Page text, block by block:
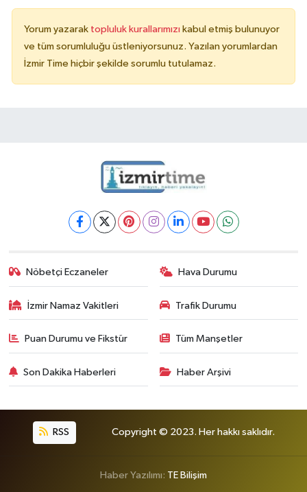
Yorum yazarak topluluk kurallarımızı kabul etmiş bulunuyor
ve tüm sorumluluğu üstleniyorsunuz. Yazılan yorumlardan
İzmir Time hiçbir şekilde sorumlu tutulamaz.
Nöbetçi Eczaneler Hava Durumu
İzmir Namaz Vakitleri Trafik Durumu
Puan Durumu ve Fikstür Tüm Manşetler
Son Dakika Haberleri Haber Arşivi
RSS Copyright © 2023. Her hakkı saklıdır.
Haber Yazılımı: TE Bilişim